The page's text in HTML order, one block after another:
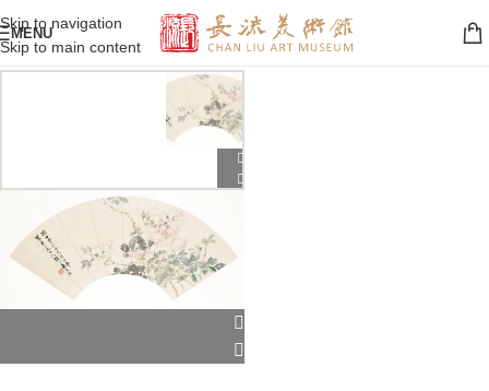
Skip to navigation
Skip to main content
MENU